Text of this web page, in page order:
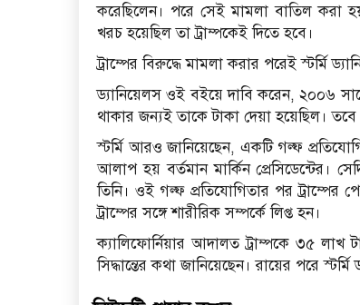
করেছিলেন। পরে সেই মামলা বাতিল করা
খরচ হয়েছিল তা ট্রাম্পকেই দিতে হবে।
ট্রাম্পের বিরুদ্ধে মামলা করার পরেই স্টর্মি
ড্যানিয়েলস ওই বইয়ে দাবি করেন, ২০০৬
থাকার জন্যই তাকে টাকা দেয়া হয়েছিল।
স্টর্মি আরও জানিয়েছেন, একটি গল্ফ
আলাপ হয় বর্তমান মার্কিন প্রেসিডেন্টের।
তিনি। ওই গল্ফ প্রতিযোগিতার পর ট্রাম্পের
ট্রাম্পের সঙ্গে শারীরিক সম্পর্কে লিপ্ত হন।
ক্যালিফোর্নিয়ার আদালত ট্রাম্পকে ৩৫ লাখ
সিদ্ধান্তের কথা জানিয়েছেন। রায়ের পরে